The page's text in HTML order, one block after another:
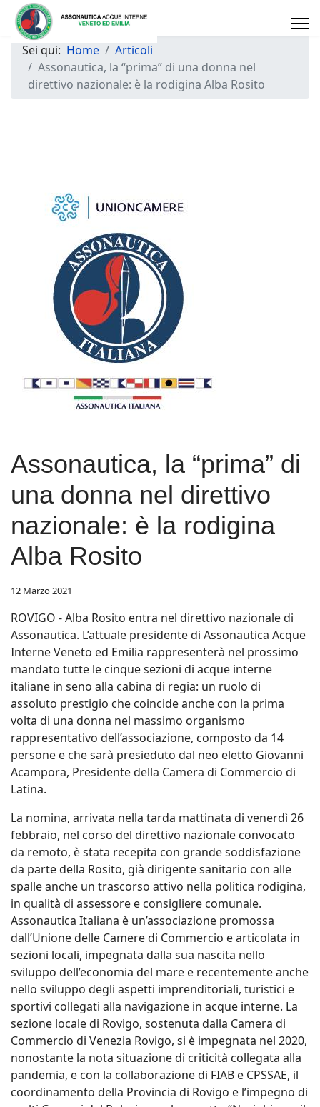
Sei qui: Home
Articoli
Assonautica, la “prima” di una donna nel
direttivo nazionale: è la rodigina Alba Rosito
Assonautica, la “prima” di
una donna nel direttivo
nazionale: è la rodigina
Alba Rosito
12 Marzo 2021
ROVIGO - Alba Rosito entra nel direttivo nazionale di
Assonautica. L’attuale presidente di Assonautica Acque
Interne Veneto ed Emilia rappresenterà nel prossimo
mandato tutte le cinque sezioni di acque interne
italiane in seno alla cabina di regia: un ruolo di
assoluto prestigio che coincide anche con la prima
volta di una donna nel massimo organismo
rappresentativo dell’associazione, composto da 14
persone e che sarà presieduto dal neo eletto Giovanni
Acampora, Presidente della Camera di Commercio di
Latina.
La nomina, arrivata nella tarda mattinata di venerdì 26
febbraio, nel corso del direttivo nazionale convocato
da remoto, è stata recepita con grande soddisfazione
da parte della Rosito, già dirigente sanitario con alle
spalle anche un trascorso attivo nella politica rodigina,
in qualità di assessore e consigliere comunale.
Assonautica Italiana è un’associazione promossa
dall’Unione delle Camere di Commercio e articolata in
sezioni locali, impegnata dalla sua nascita nello
sviluppo dell’economia del mare e recentemente anche
nello sviluppo degli aspetti imprenditoriali, turistici e
sportivi collegati alla navigazione in acque interne. La
sezione locale di Rovigo, sostenuta dalla Camera di
Commercio di Venezia Rovigo, si è impegnata nel 2020,
nonostante la nota situazione di criticità collegata alla
pandemia, e con la collaborazione di FIAB e CPSSAE, il
coordinamento della Provincia di Rovigo e l’impegno di